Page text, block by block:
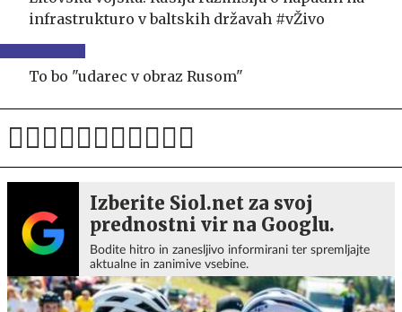
infrastrukturo v baltskih državah #vŽivo
To bo "udarec v obraz Rusom"
Izberite Siol.net za svoj
prednostni vir na Googlu.
Bodite hitro in zanesljivo informirani ter spremljajte
aktualne in zanimive vsebine.